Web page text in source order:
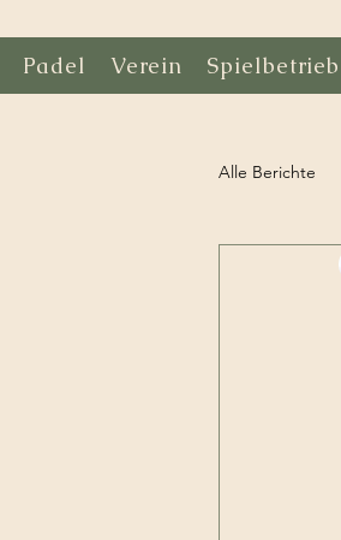
Padel Verein Spielbetrieb
Alle Berichte